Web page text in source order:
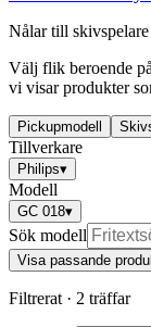
Nålar till skivspelare
Välj flik beroende
vi visar produkter
Pickupmodell
Tillverkare
Philips▾
Modell
GC 018▾
Sök modell
Visa passande
Filtrerat · 2 träffar